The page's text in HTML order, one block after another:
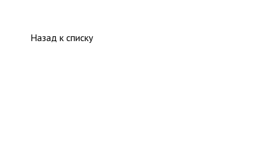
Назад к списку